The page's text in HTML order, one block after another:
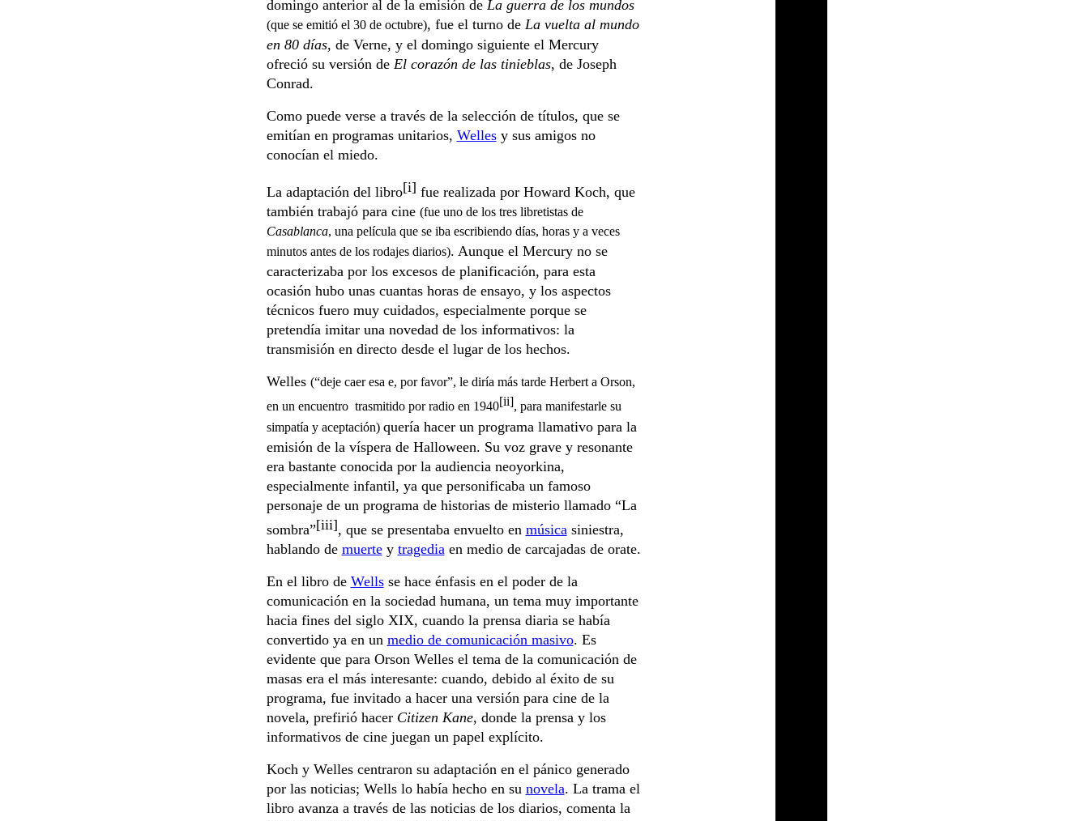
domingo anterior al de la emisión de La guerra de los mundos
(que se emitió el 30 de octubre), fue el turno de La vuelta al mundo
en 80 días, de Verne, y el domingo siguiente el Mercury
ofreció su versión de El corazón de las tinieblas, de Joseph
Conrad.
Como puede verse a través de la selección de títulos, que se
emitían en programas unitarios, Wellesy sus amigos no
conocían el miedo.
La adaptación del libro[i] fue realizada por Howard Koch, que
también trabajó para cine (fue uno de los tres libretistas de
Casablanca, una película que se iba escribiendo días, horas y a veces
minutos antes de los rodajes diarios). Aunque el Mercury no se
caracterizaba por los excesos de planificación, para esta
ocasión hubo unas cuantas horas de ensayo, y los aspectos
técnicos fuero muy cuidados, especialmente porque se
pretendía imitar una novedad de los informativos: la
transmisión en directo desde el lugar de los hechos.
Welles (“deje caer esa e, por favor”, le diría más tarde Herbert a Orson,
en un encuentro trasmitido por radio en 1940[ii], para manifestarle su
simpatía y aceptación) quería hacer un programa llamativo para la
emisión de la víspera de Halloween. Su voz grave y resonante
era bastante conocida por la audiencia neoyorkina,
especialmente infantil, ya que personificaba un famoso
personaje de un programa de historias de misterio llamado “La
sombra”[iii], que se presentaba envuelto en música siniestra,
hablando de muertey tragedia en medio de carcajadas de orate.
En el libro de Wellsse hace énfasis en el poder de la
comunicación en la sociedad humana, un tema muy importante
hacia fines del siglo XIX, cuando la prensa diaria se había
convertido ya en un medio de comunicación masivo. Es
evidente que para Orson Welles el tema de la comunicación de
masas era el más interesante: cuando, debido al éxito de su
programa, fue invitado a hacer una versión para cine de la
novela, prefirió hacer Citizen Kane, donde la prensa y los
informativos de cine juegan un papel explícito.
Koch y Welles centraron su adaptación en el pánico generado
por las noticias; Wells lo había hecho en su novela. La trama el
libro avanza a través de las noticias de los diarios, comenta la